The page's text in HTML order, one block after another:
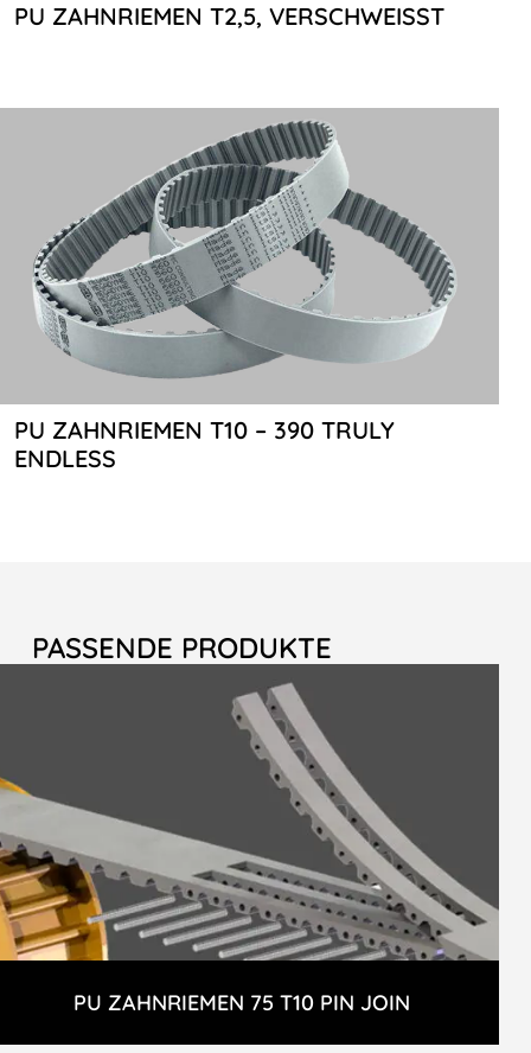
PU ZAHNRIEMEN T2,5, VERSCHWEISST
PU ZAHNRIEMEN T10 – 390 TRULY
ENDLESS
PASSENDE PRODUKTE
PU ZAHNRIEMEN 75 T10 PIN JOIN